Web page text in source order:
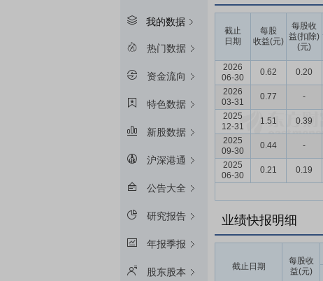
我的数据
热门数据
资金流向
特色数据
新股数据
沪深港通
公告大全
研究报告
年报季报
股东股本
截止
日期
每股
收益(元)
每股收
益(扣除)
(元)
2026
06-30
0.62 0.20
2026
03-31
0.77 -
2025
12-31
1.51 0.39
2025
09-30
0.44 -
2025
06-30
0.21 0.19
业绩快报明细
截止日期
每股收
益(元)